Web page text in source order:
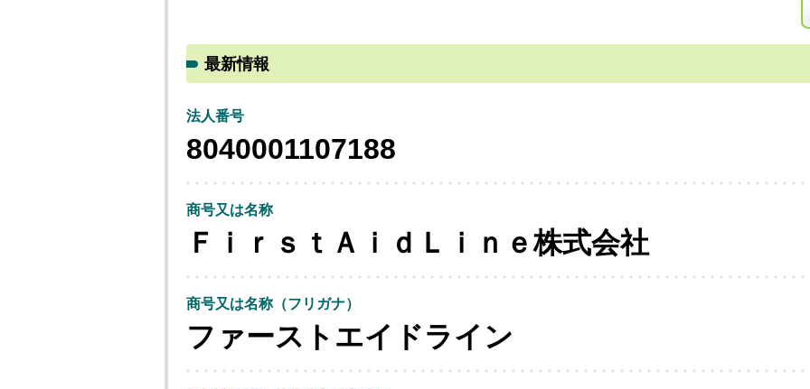
最新情報
法人番号
8040001107188
商号又は名称
ＦｉｒｓｔＡｉｄＬｉｎｅ株式会社
商号又は名称（フリガナ）
ファーストエイドライン